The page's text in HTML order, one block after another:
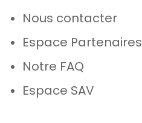
Nous contacter
Espace Partenaires
Notre FAQ
Espace SAV